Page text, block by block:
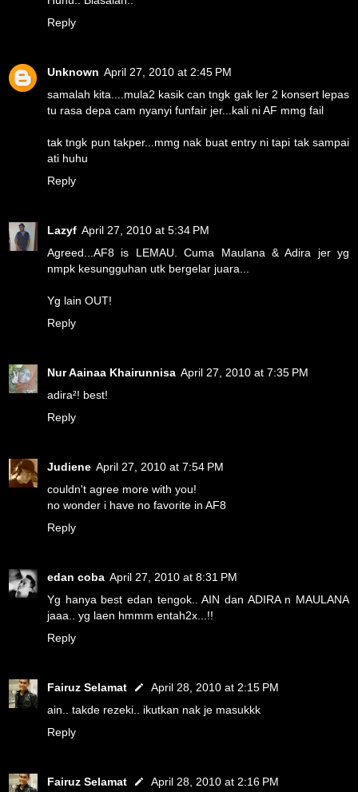
Reply
Unknown April 27, 2010 at 2:45 PM
samalah kita....mula2 kasik can tngk gak ler 2 konsert lepas
tu rasa depa cam nyanyi funfair jer...kali ni AF mmg fail
tak tngk pun takper...mmg nak buat entry ni tapi tak sampai
ati huhu
Reply
Lazyf April 27, 2010 at 5:34 PM
Agreed...AF8 is LEMAU. Cuma Maulana & Adira jer yg
nmpk kesungguhan utk bergelar juara...
Yg lain OUT!
Reply
Nur Aainaa Khairunnisa April 27, 2010 at 7:35 PM
adira²! best!
Reply
Judiene April 27, 2010 at 7:54 PM
couldn't agree more with you!
no wonder i have no favorite in AF8
Reply
edan coba April 27, 2010 at 8:31 PM
Yg hanya best edan tengok.. AIN dan ADIRA n MAULANA
jaaa.. yg laen hmmm entah2x...!!
Reply
Fairuz Selamat
April 28, 2010 at 2:15 PM
ain.. takde rezeki.. ikutkan nak je masukkk
Reply
Fairuz Selamat
April 28, 2010 at 2:16 PM